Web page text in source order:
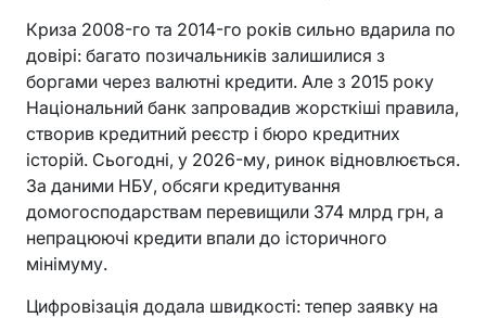
Криза 2008-го та 2014-го років сильно вдарила по
довірі: багато позичальників залишилися з
боргами через валютні кредити. Але з 2015 року
Національний банк запровадив жорсткіші правила,
створив кредитний реєстр і бюро кредитних
історій. Сьогодні, у 2026-му, ринок відновлюється.
За даними НБУ, обсяги кредитування
домогосподарствам перевищили 374 млрд грн, а
непрацюючі кредити впали до історичного
мінімуму.
Цифровізація додала швидкості: тепер заявку на